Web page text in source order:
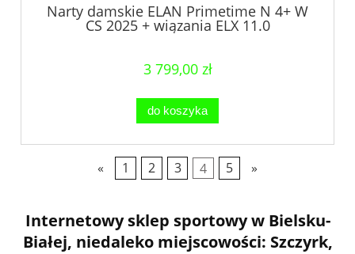
Narty damskie ELAN Primetime N 4+ W
CS 2025 + wiązania ELX 11.0
3 799,00 zł
do koszyka
« 1 2 3 4 5 »
Internetowy sklep sportowy w Bielsku-
Białej, niedaleko miejscowości: Szczyrk,